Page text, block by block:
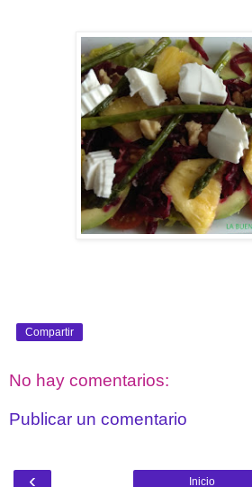
Compartir
No hay comentarios:
Publicar un comentario
‹ Inicio